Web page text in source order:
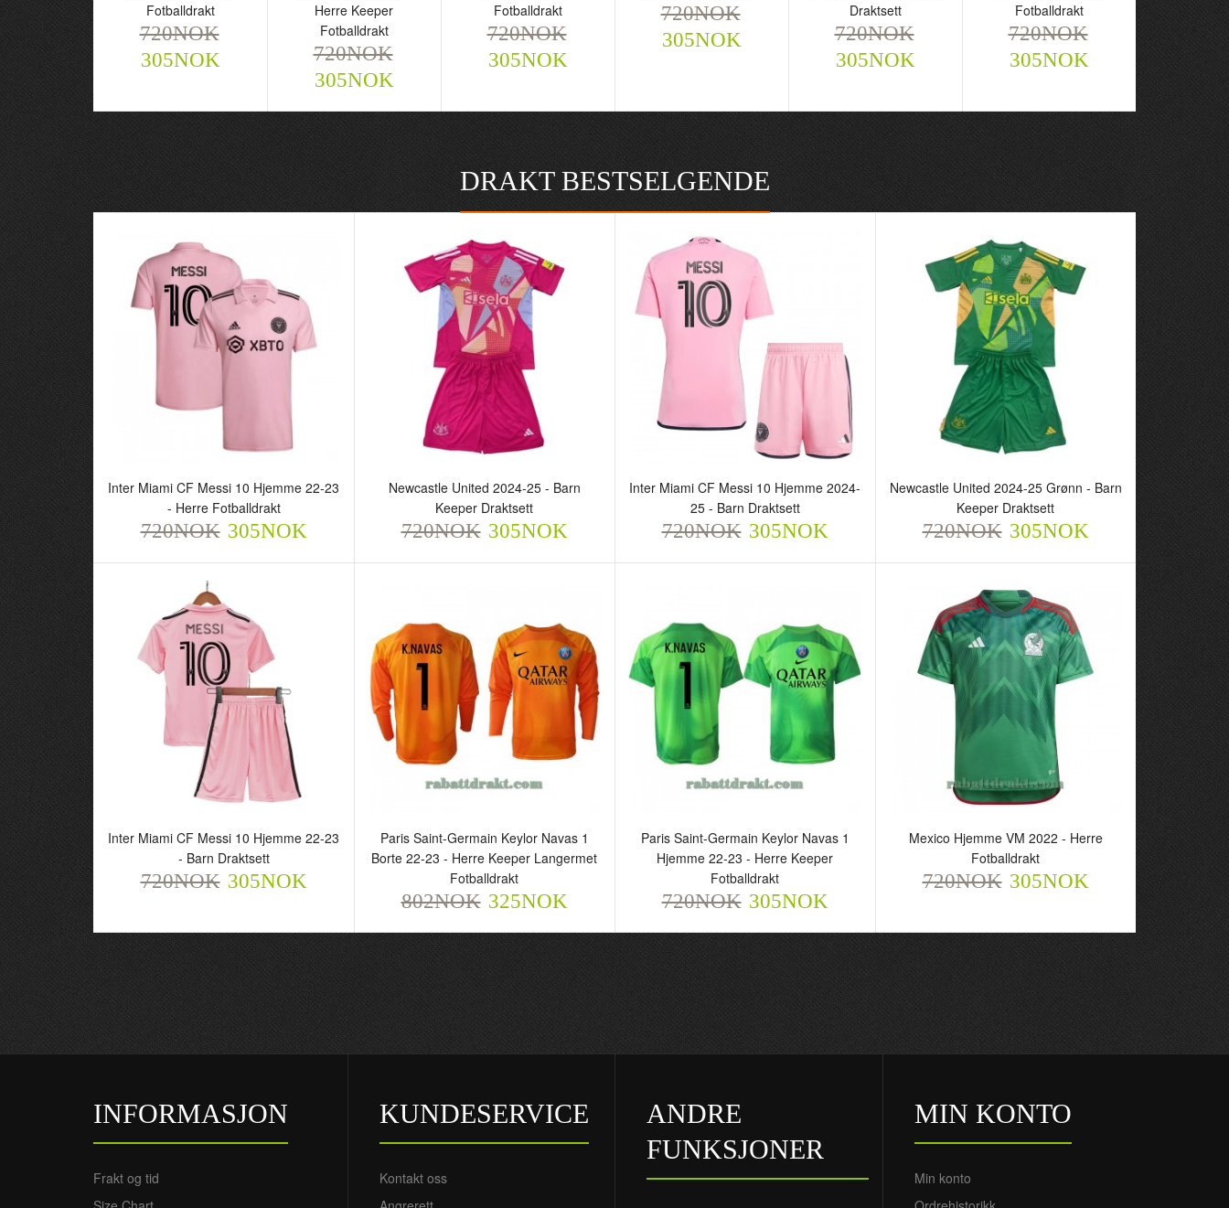
Fotballdrakt
720NOK
305NOK
Herre Keeper
Fotballdrakt
720NOK
305NOK
Fotballdrakt
720NOK
305NOK
720NOK
305NOK
Draktsett
720NOK
305NOK
Fotballdrakt
720NOK
305NOK
DRAKT BESTSELGENDE
Inter Miami CF Messi 10 Hjemme 22-23
- Herre Fotballdrakt
720NOK 305NOK
Newcastle United 2024-25 - Barn
Keeper Draktsett
720NOK 305NOK
Inter Miami CF Messi 10 Hjemme 2024-
25 - Barn Draktsett
720NOK 305NOK
Newcastle United 2024-25 Grønn - Barn
Keeper Draktsett
720NOK 305NOK
Inter Miami CF Messi 10 Hjemme 22-23
- Barn Draktsett
720NOK 305NOK
Paris Saint-Germain Keylor Navas 1
Borte 22-23 - Herre Keeper Langermet
Fotballdrakt
802NOK 325NOK
Paris Saint-Germain Keylor Navas 1
Hjemme 22-23 - Herre Keeper
Fotballdrakt
720NOK 305NOK
Mexico Hjemme VM 2022 - Herre
Fotballdrakt
720NOK 305NOK
INFORMASJON
Frakt og tid
KUNDESERVICE
Kontakt oss
ANDRE
FUNKSJONER
MIN KONTO
Min konto